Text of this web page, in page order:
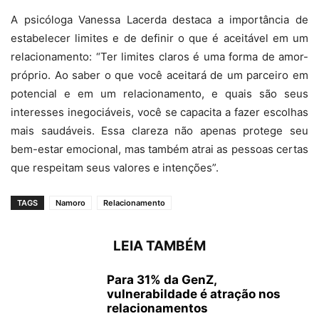
A psicóloga Vanessa Lacerda destaca a importância de
estabelecer limites e de definir o que é aceitável em um
relacionamento: “Ter limites claros é uma forma de amor-
próprio. Ao saber o que você aceitará de um parceiro em
potencial e em um relacionamento, e quais são seus
interesses inegociáveis, você se capacita a fazer escolhas
mais saudáveis. Essa clareza não apenas protege seu
bem-estar emocional, mas também atrai as pessoas certas
que respeitam seus valores e intenções”.
TAGS Namoro Relacionamento
LEIA TAMBÉM
Para 31% da GenZ,
vulnerabildade é atração nos
relacionamentos